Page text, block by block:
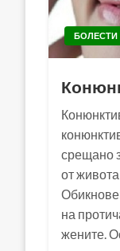
БОЛЕСТИ
срещано
от
на
жените.